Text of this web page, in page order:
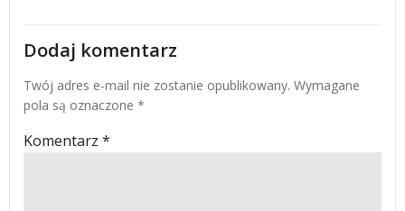
Dodaj komentarz
Twój adres e-mail nie zostanie opublikowany. Wymagane
pola są oznaczone *
Komentarz *